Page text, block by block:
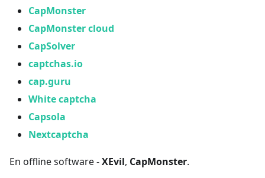
CapMonster
CapMonster cloud
CapSolver
captchas.io
cap.guru
White captcha
Capsola
Nextcaptcha
En offline software -XEvil, CapMonster.